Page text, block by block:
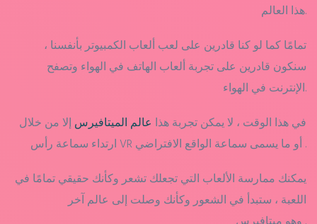
هذا العالم.
تمامًا كما لو كنا قادرين على لعب ألعاب الكمبيوتر بأنفسنا ،
سنكون قادرين على تجربة ألعاب الهاتف في الهواء وتصفح
الإنترنت في الهواء.
في هذا الوقت ، لا يمكن تجربة هذا عالم الميتافيرس إلا من خلال
ارتداء سماعة رأس VR أو ما يسمى سماعة الواقع الافتراضي .
يمكنك ممارسة الألعاب التي تجعلك تشعر وكأنك حقيقي تمامًا في
اللعبة ، ستبدأ في الشعور وكأنك وصلت إلى عالم آخر
وهو .